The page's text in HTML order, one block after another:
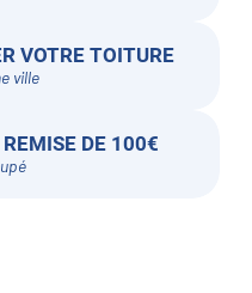
VOTRE TOITURE
ville
DE 100€